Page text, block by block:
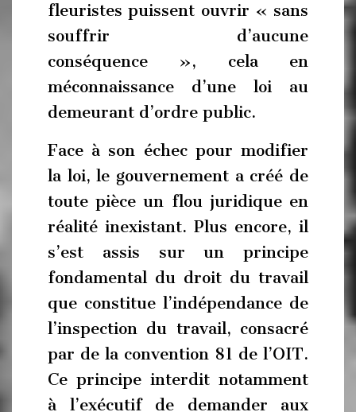
fleuristes puissent ouvrir « sans
souffrir d’aucune
conséquence », cela en
méconnaissance d’une loi au
demeurant d’ordre public.
Face à son échec pour modifier
la loi, le gouvernement a créé de
toute pièce un flou juridique en
réalité inexistant. Plus encore, il
s’est assis sur un principe
fondamental du droit du travail
que constitue l’indépendance de
l’inspection du travail, consacré
par de la convention 81 de l’OIT.
Ce principe interdit notamment
à l’exécutif de demander aux